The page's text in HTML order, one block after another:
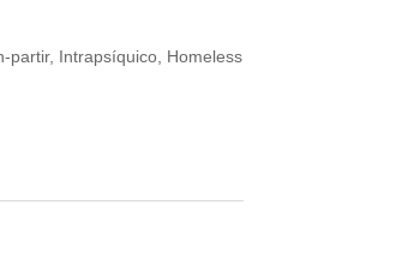
partir, Intrapsíquico, Homeless